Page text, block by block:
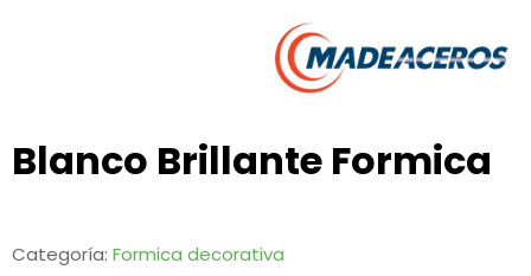
Blanco Brillante Formica
Categoría: Formica decorativa